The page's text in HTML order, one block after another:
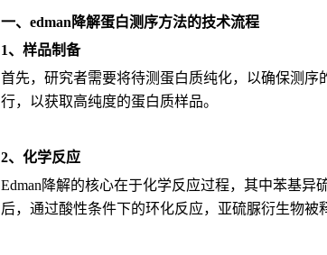
一、edman降解蛋白测序方法的技术流程
1、样品制备
首先，研究者需要将待测蛋白质纯化，以确保测
行，以获取高纯度的蛋白质样品。
2、化学反应
Edman降解的核心在于化学反应过程，其中苯基
后，通过酸性条件下的环化反应，亚硫脲衍生物被